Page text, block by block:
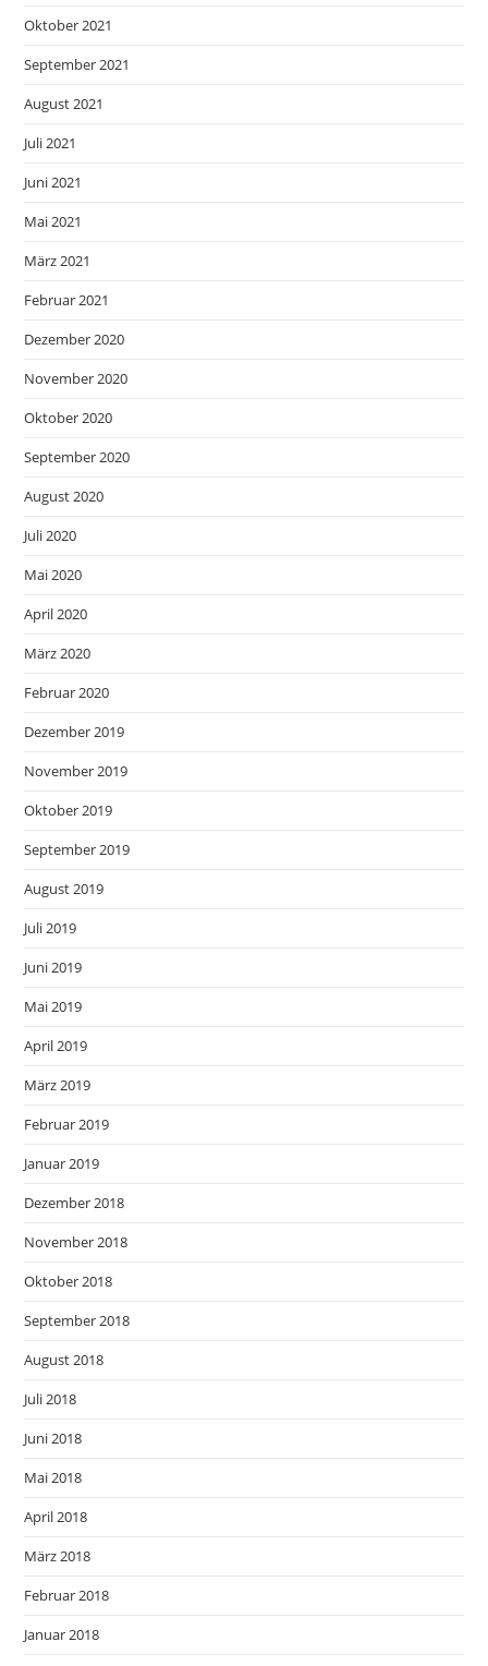
Oktober 2021
September 2021
August 2021
Juli 2021
Juni 2021
Mai 2021
März 2021
Februar 2021
Dezember 2020
November 2020
Oktober 2020
September 2020
August 2020
Juli 2020
Mai 2020
April 2020
März 2020
Februar 2020
Dezember 2019
November 2019
Oktober 2019
September 2019
August 2019
Juli 2019
Juni 2019
Mai 2019
April 2019
März 2019
Februar 2019
Januar 2019
Dezember 2018
November 2018
Oktober 2018
September 2018
August 2018
Juli 2018
Juni 2018
Mai 2018
April 2018
März 2018
Februar 2018
Januar 2018